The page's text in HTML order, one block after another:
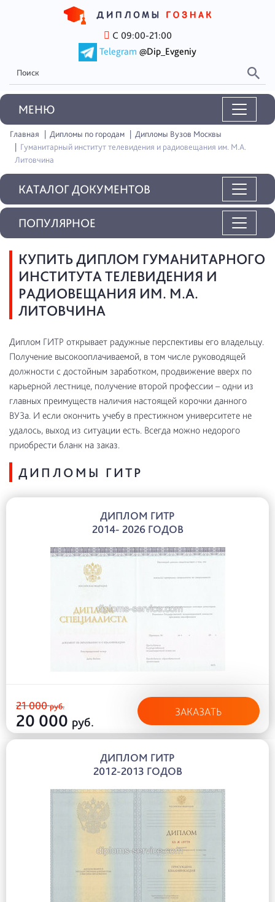
С 09:00-21:00
Telegram @Dip_Evgeniy
MEНЮ
Главная Дипломы по городам
Дипломы Вузов Москвы
Гуманитарный институт телевидения и радиовещания им. М.А.
Литовчина
КАТАЛОГ ДОКУМЕНТОВ
КУПИТЬ ДИПЛОМ ГУМАНИТАРНОГО
ИНСТИТУТА ТЕЛЕВИДЕНИЯ И
РАДИОВЕЩАНИЯ ИМ. М.А.
ЛИТОВЧИНА
Диплом ГИТР открывает радужные перспективы его владельцу.
Получение высокооплачиваемой, в том числе руководящей
должности с достойным заработком, продвижение вверх по
карьерной лестнице, получение второй профессии – одни из
главных преимуществ наличия настоящей корочки данного
ВУЗа. И если окончить учебу в престижном университете не
удалось, выход из ситуации есть. Всегда можно недорого
приобрести бланк на заказ.
ДИПЛОМЫ ГИТР
ДИПЛОМ ГИТР
2014- 2026 ГОДОВ
21 000руб.
20 000 руб.
ЗАКАЗАТЬ
ДИПЛОМ ГИТР
2012-2013 ГОДОВ
ПОПУЛЯРНОЕ